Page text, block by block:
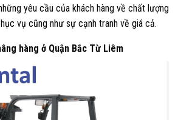
yêu cầu của khách hàng về chất lượng
vụ cũng như sự cạnh tranh về giá cả.
hàng ở Quận Bắc Từ Liêm